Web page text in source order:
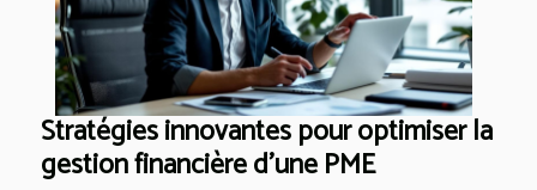
Stratégies innovantes pour optimiser la
gestion financière d'une PME